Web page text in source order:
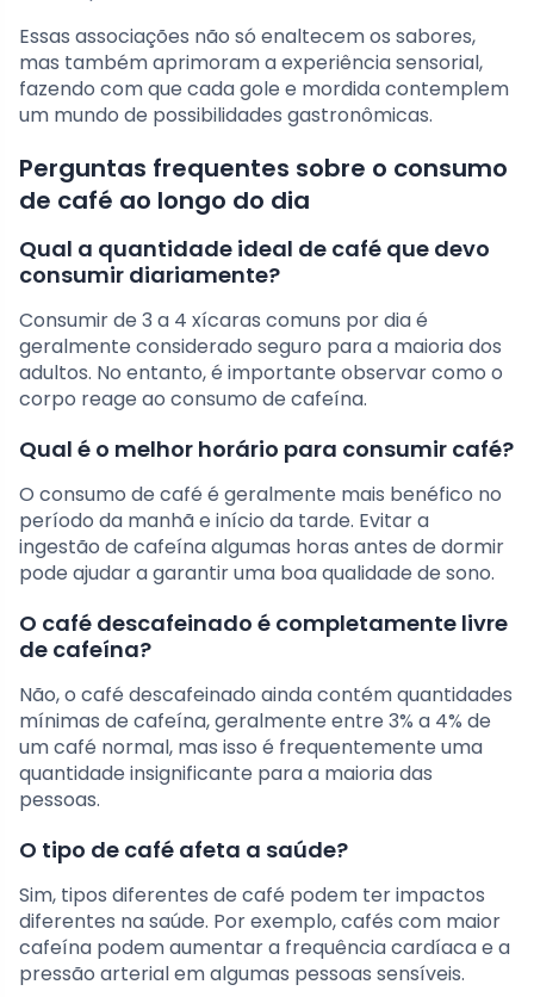
Essas associações não só enaltecem os sabores,
mas também aprimoram a experiência sensorial,
fazendo com que cada gole e mordida contemplem
um mundo de possibilidades gastronômicas.
Perguntas frequentes sobre o consumo
de café ao longo do dia
Qual a quantidade ideal de café que devo
consumir diariamente?
Consumir de 3 a 4 xícaras comuns por dia é
geralmente considerado seguro para a maioria dos
adultos. No entanto, é importante observar como o
corpo reage ao consumo de cafeína.
Qual é o melhor horário para consumir café?
O consumo de café é geralmente mais benéfico no
período da manhã e início da tarde. Evitar a
ingestão de cafeína algumas horas antes de dormir
pode ajudar a garantir uma boa qualidade de sono.
O café descafeinado é completamente livre
de cafeína?
Não, o café descafeinado ainda contém quantidades
mínimas de cafeína, geralmente entre 3% a 4% de
um café normal, mas isso é frequentemente uma
quantidade insignificante para a maioria das
pessoas.
O tipo de café afeta a saúde?
Sim, tipos diferentes de café podem ter impactos
diferentes na saúde. Por exemplo, cafés com maior
cafeína podem aumentar a frequência cardíaca e a
pressão arterial em algumas pessoas sensíveis.